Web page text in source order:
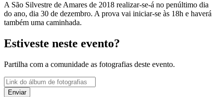
A São Silvestre de Amares de 2018 realizar-se-á no penúltimo dia
do ano, dia 30 de dezembro. A prova vai iniciar-se às 18h e haverá
também uma caminhada.
Estiveste neste evento?
Partilha com a comunidade as fotografias deste evento.
Enviar